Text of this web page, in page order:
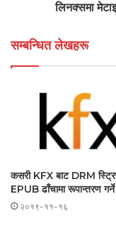
लिनक्समा
सम्बन्धित लेखहरू
कसरी KFX बाट DRM
EPUB ढाँचामा रूपान्तरण गर्ने
२०१९-११-१६